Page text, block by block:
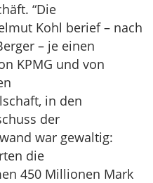
“Die
Kohl berief – nach
– je einen
KPMG und von
in den
der
war gewaltig:
die
450 Millionen Mark